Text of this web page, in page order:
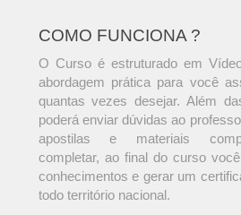
COMO FUNCIONA ?
O Curso é estruturado em
abordagem prática para você
quantas vezes desejar. Além
poderá enviar dúvidas ao
apostilas e materiais
completar, ao final do curso
conhecimentos e gerar um
todo território nacional.